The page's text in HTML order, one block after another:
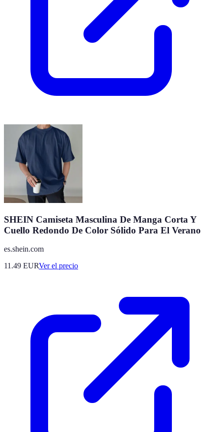
SHEIN Camiseta Masculina De Manga Corta Y
Cuello Redondo De Color Sólido Para El Verano
es.shein.com
11.49 EURVer el precio